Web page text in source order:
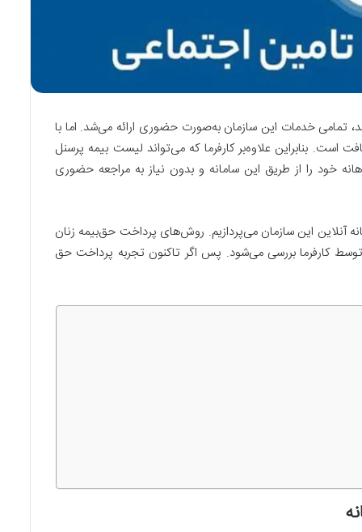
تمامی خدمات این سازمان به‌صورت حضوری ارائه می‌شد. اما با
است. بنابراین علاوه‌بر کارفرما که می‌تواند لیست بیمه پرسنل
خود را از طریق این سامانه و بدون نیاز به مراجعه حضوری
آنلاین این سازمان می‌پردازیم. روش‌های پرداخت حق‌بیمه زنان
توسط کارفرما بررسی می‌شود. پس اگر تاکنون تجربه پرداخت حق